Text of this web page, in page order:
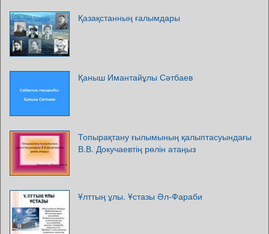
Қазақстанның ғалымдары
Қаныш Имантайұлы Сәтбаев
Топырақтану ғылымының қалыптасуындағы
В.В. Докучаевтің рөлін атаңыз
Ұлттың ұлы. Ұстазы Әл-Фараби